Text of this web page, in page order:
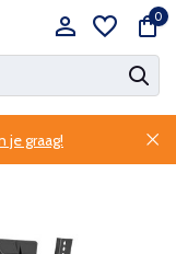
0
je graag!